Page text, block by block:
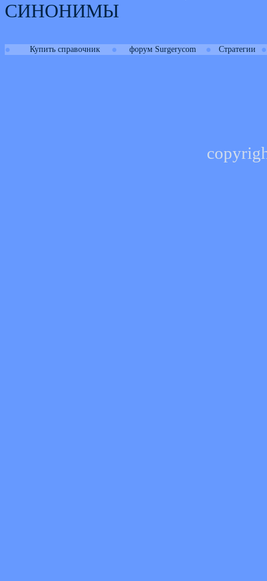
СИНОНИМЫ
● Купить справочник ● форум Surgerycom ● Стратегии ●